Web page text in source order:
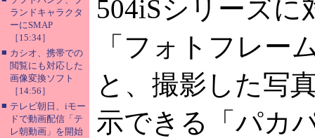
ランドキャラクタ
ーにSMAP
［15:34］
■ カシオ、携帯での
閲覧にも対応した
画像変換ソフト
［14:56］
■ テレビ朝日、iモー
ドで動画配信「テ
レ朝動画」を開始
504iSシリーズに
「フォトフレー
と、撮影した写
示できる「パカ